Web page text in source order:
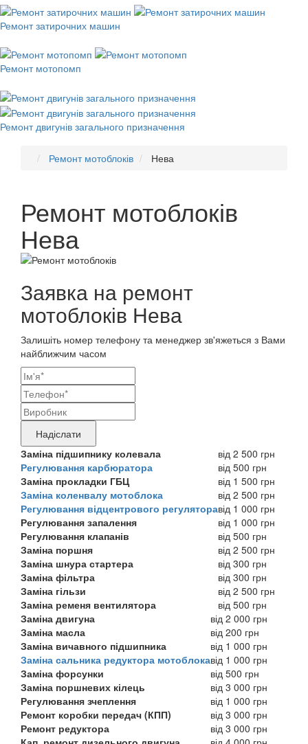
Ремонт затирочних машин
Ремонт мотопомп
Ремонт двигунів загального призначення
Ремонт мотоблоків Нева
Ремонт мотоблоків
Нева
Заявка на ремонт
мотоблоків Нева
Залишіть номер телефону та менеджер зв'яжеться з Вами
найближчим часом
Ваші
контактні
дані
Назва
бренду
продукту,
що
потребує
ремонту
Надіслати
Заміна підшипнику колевала
від 2 500 грн
Регулювання карбюратора
від 500 грн
Заміна прокладки ГБЦ
від 1 500 грн
Заміна коленвалу мотоблока
від 2 500 грн
Регулювання відцентрового регуляторавід 1 000 грн
Регулювання запалення
від 1 000 грн
Регулювання клапанів
від 500 грн
Заміна поршня
від 2 500 грн
Заміна шнура стартера
від 300 грн
Заміна фільтра
від 300 грн
Заміна гільзи
від 2 500 грн
Заміна ременя вентилятора
від 500 грн
Заміна двигуна
від 2 000 грн
Заміна масла
від 200 грн
Заміна вичавного підшипника
від 1 000 грн
Заміна сальника редуктора мотоблокавід 1 000 грн
Заміна форсунки
від 500 грн
Заміна поршневих кілець
від 3 000 грн
Регулювання зчеплення
від 1 000 грн
Ремонт коробки передач (КПП)
від 3 000 грн
Ремонт редуктора
від 3 000 грн